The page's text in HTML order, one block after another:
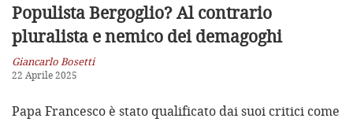
Populista Bergoglio? Al contrario
pluralista e nemico dei demagoghi
Giancarlo Bosetti
22 Aprile 2025
Papa Francesco è stato qualificato dai suoi critici come